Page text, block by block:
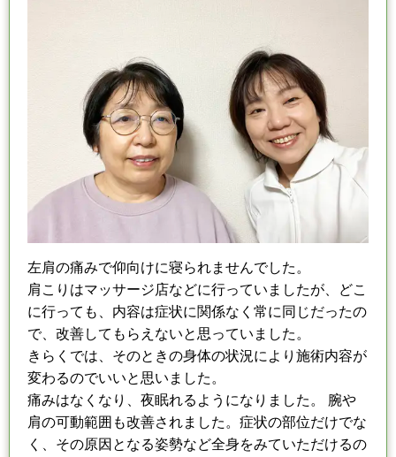
左肩の痛みで仰向けに寝られませんでした。
肩こりはマッサージ店などに行ってい ましたが、どこ
に行っても、内容は症状に関係なく 常に同じだったの
で、改善してもらえないと思っていました。
きらくでは、そのときの身体の状況により施術内容が
変わるのでいいと思いました。
痛みはなくなり、夜眠れるようになりました。 腕や
肩の可動範囲も改善されました。 症状の部位だけでな
く、その原因となる姿勢など全身をみていただけるの